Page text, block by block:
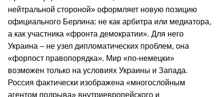
нейтральной стороной» оформляет новую позицию
официального Берлина: не как арбитра или медиатора,
а как участника «фронта демократии». Для него
Украина – не узел дипломатических проблем, она
«форпост правопорядка». Мир «по-немецки»
возможен только на условиях Украины и Запада.
Россия фактически изображена «многослойным
агентом подрыва» внутриевропейского и